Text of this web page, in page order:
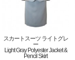
スカートスーツ ライトグレ
ー
Light Gray Polyester Jacket &
Pencil Skirt